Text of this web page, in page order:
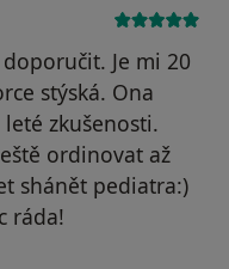
Je mi 20
stýská. Ona
zkušenosti.
ordinovat až
shánět pediatra:)
ráda!